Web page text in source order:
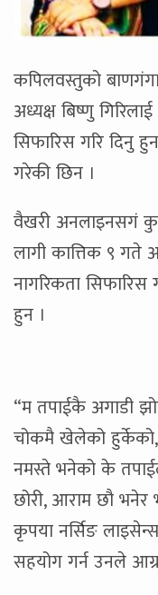
कपिलवस्तुको
अध्यक्ष बिष्णु
सिफारिस गरि दिनु
गरेकी छिन ।
वैखरी अनलाइनसगं
लागी कात्तिक ९ गते
नागरिकता
हुन ।
“म तपाईकै अगाडी
चोकमै खेलेको
नमस्ते भनेको के
छोरी, आराम छौ
कृपया नर्सिङ
सहयोग गर्न उनले